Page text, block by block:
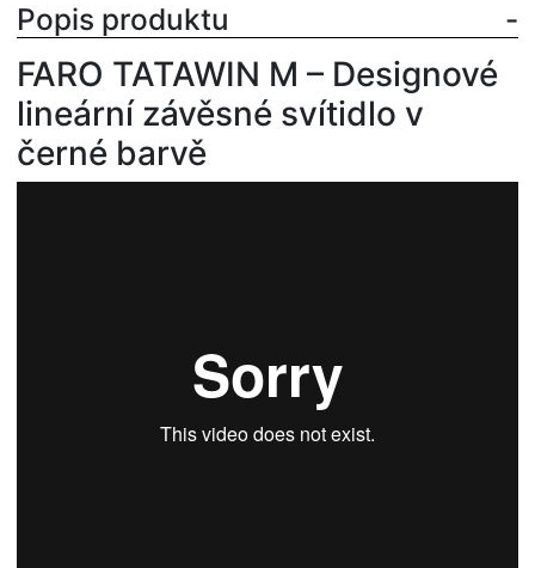
Popis produktu
FARO TATAWIN M – Designové
lineární závěsné svítidlo v
černé barvě